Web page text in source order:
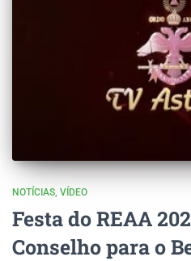
NOTÍCIAS VÍDEO
Festa do REAA
Conselho para o